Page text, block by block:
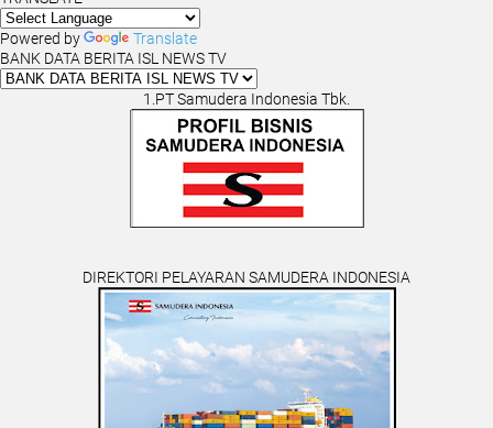
Powered by
Translate
BANK DATA BERITA ISL NEWS TV
1.PT Samudera Indonesia Tbk.
DIREKTORI PELAYARAN SAMUDERA INDONESIA